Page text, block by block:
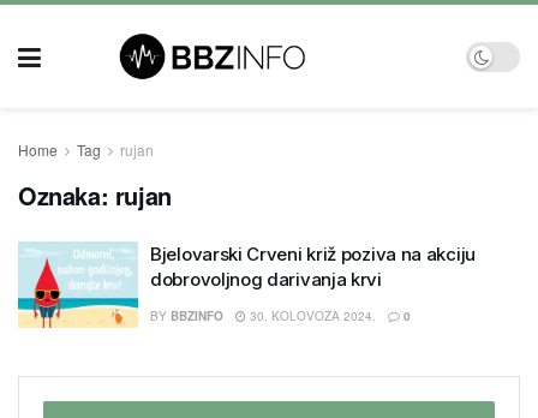
Home Tag rujan
Oznaka: rujan
Bjelovarski Crveni križ poziva na akciju
dobrovoljnog darivanja krvi
BY BBZINFO 30. KOLOVOZA 2024. 0